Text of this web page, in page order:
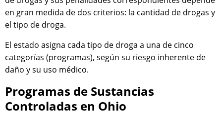
en gran medida de dos criterios: la cantidad de drogas y
el tipo de droga.
El estado asigna cada tipo de droga a una de cinco
categorías (programas), según su riesgo inherente de
daño y su uso médico.
Programas de Sustancias
Controladas en Ohio